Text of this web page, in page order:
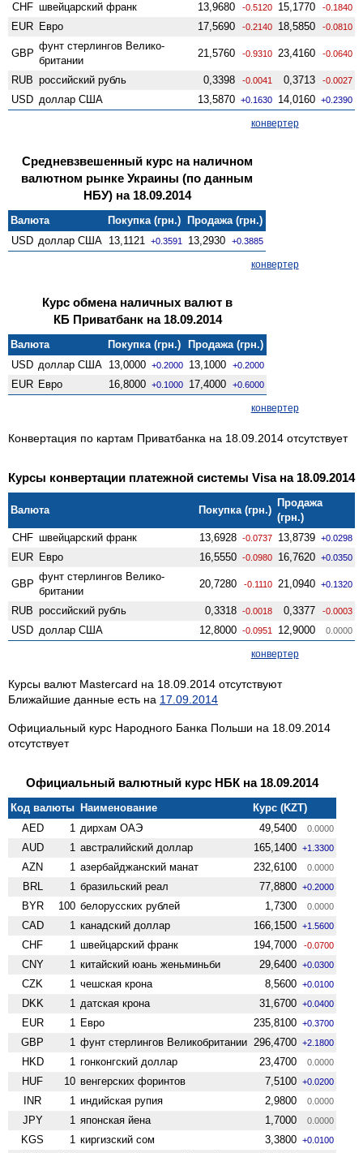
CHF швейцарский франк 13,9680 -0.5120 15,1770 -0.1840
EUR Евро 17,5690 -0.2140 18,5850 -0.0810
GBP
фунт стерлингов Велико­
британии
21,5760 -0.9310 23,4160 -0.0640
RUB российский рубль 0,3398 -0.0041 0,3713 -0.0027
USD доллар США 13,5870 +0.1630 14,0160 +0.2390
конвертер
Средневзвешенный курс на наличном
валютном рынке Украины (по данным
НБУ) на 18.09.2014
Валюта Покупка (грн.) Продажа (грн.)
USD доллар США 13,1121 +0.3591 13,2930 +0.3885
конвертер
Курс обмена наличных валют в
КБ Приватбанк на 18.09.2014
Валюта Покупка (грн.)
Продажа (грн.)
USD доллар США 13,0000 +0.2000 13,1000 +0.2000
EUR Евро 16,8000 +0.1000 17,4000 +0.6000
конвертер
Конвертация по картам Приватбанка на 18.09.2014 отсутствует
Курсы конвертации платежной системы Visa на 18.09.2014
Валюта Покупка (грн.)
Продажа
(грн.)
CHF швейцарский франк 13,6928 -0.0737 13,8739 +0.0298
EUR Евро 16,5550 -0.0980 16,7620 +0.0350
GBP
фунт стерлингов Велико­
британии
20,7280 -0.1110 21,0940 +0.1320
RUB российский рубль 0,3318 -0.0018 0,3377 -0.0003
USD доллар США 12,8000 -0.0951 12,9000 0.0000
конвертер
Курсы валют Mastercard на 18.09.2014 отсутствуют
Ближайшие данные есть на 17.09.2014
Официальный курс Народного Банка Польши на 18.09.2014
отсутствует
Официальный валютный курс НБК на 18.09.2014
Код валюты Наименование
Курс (KZT)
AED
1 дирхам ОАЭ 49,5400 0.0000
AUD 1 австралийский доллар 165,1400 +1.3300
AZN 1 азербайджанский манат 232,6100 0.0000
BRL 1 бразильский реал 77,8800 +0.2000
BYR 100 белорусских рублей 1,7300 0.0000
CAD 1 канадский доллар 166,1500 +1.5600
CHF 1 швейцарский франк 194,7000 -0.0700
CNY 1 китайский юань женьминьби 29,6400 +0.0300
CZK 1 чешская крона 8,5600 +0.0100
DKK 1 датская крона 31,6700 +0.0400
EUR 1 Евро 235,8100 +0.3700
GBP 1 фунт стерлингов Велико­британии 296,4700 +2.1800
HKD 1 гонконгский доллар 23,4700 0.0000
HUF 10 венгерских форинтов 7,5100 +0.0200
INR 1 индийская рупия 2,9800 0.0000
JPY 1 японская йена 1,7000 0.0000
KGS 1 киргизский сом 3,3800 +0.0100